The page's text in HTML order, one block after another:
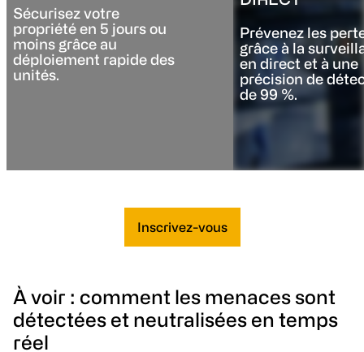
Sécurisez votre
propriété en 5 jours ou
moins grâce au
déploiement rapide des
unités.
Prévenez les
grâce à la
en direct et à une
précision de
de 99 %.
Inscrivez-vous
À voir : comment les menaces sont
détectées et neutralisées en temps
réel